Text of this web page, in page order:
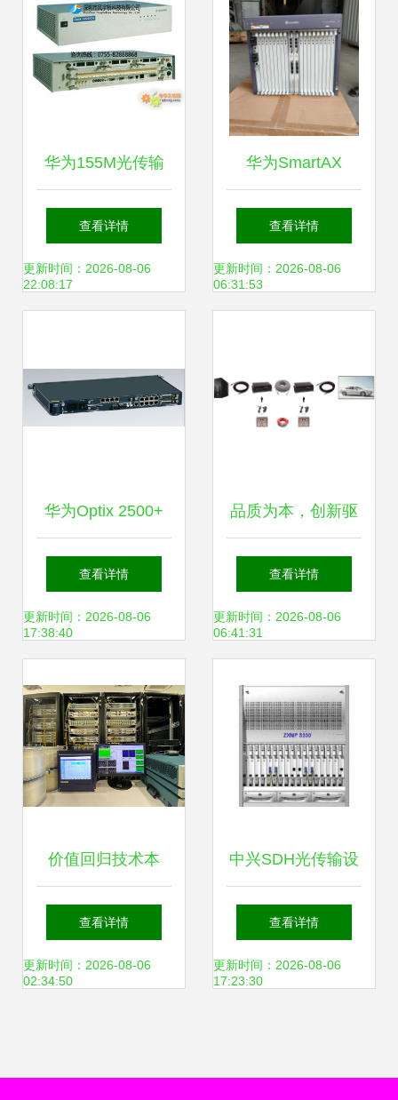
华为155M光传输
设备 Metro1000 高
可靠组网的王牌
查看详情
更新时间：2026-08-06
22:08:17
华为SmartAX
MA5800-X17 多业
务传输的核心引擎
查看详情
更新时间：2026-08-06
06:31:53
华为Optix 2500+
SDH光传输设备 构
建高效可靠的通信
查看详情
更新时间：2026-08-06
17:38:40
品质为本，创新驱
动 后浪产品的无售
后承诺与传输设备
查看详情
更新时间：2026-08-06
06:41:31
价值回归技术本
身，腾讯波分网络
团队持续推进光网
查看详情
更新时间：2026-08-06
02:34:50
中兴SDH光传输设
备 驱动通信网络的
核心引擎
查看详情
更新时间：2026-08-06
17:23:30